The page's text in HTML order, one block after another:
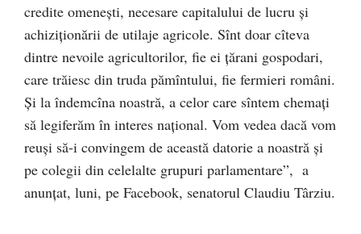
credite omenești, necesare capitalului de lucru și
achiziționării de utilaje agricole. Sînt doar cîteva
dintre nevoile agricultorilor, fie ei țărani gospodari,
care trăiesc din truda pămîntului, fie fermieri români.
Și la îndemcîna noastră, a celor care sîntem chemați
să legiferăm în interes național. Vom vedea dacă vom
reuși să-i convingem de această datorie a noastră și
pe colegii din celelalte grupuri parlamentare”, a
anunțat, luni, pe Facebook, senatorul Claudiu Târziu.